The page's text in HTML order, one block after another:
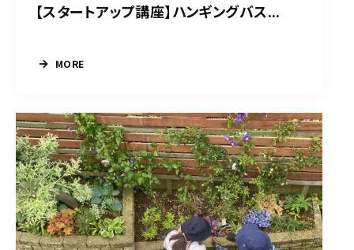
【スタートアップ講座】ハンギングバス...
MORE